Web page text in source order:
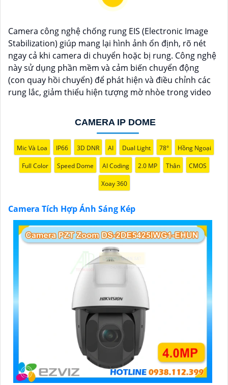
Camera công nghệ chống rung EIS (Electronic Image
Stabilization) giúp mang lại hình ảnh ổn định, rõ nét
ngay cả khi camera di chuyển hoặc bị rung. Công nghệ
này sử dụng phần mềm và cảm biến chuyển động
(con quay hồi chuyển) để phát hiện và điều chỉnh các
rung lắc, giảm thiểu hiện tượng mờ nhòe trong video
CAMERA IP DOME
Mic Và Loa IP66 3D DNR AI Dual Light 78° Hồng Ngoại
Full Color Speed Dome AI Coding 2.0 MP Thân CMOS
Xoay 360
Camera Tích Hợp Ánh Sáng Kép